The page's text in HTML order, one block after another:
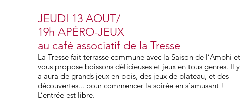
JEUDI 13 AOUT/
19h APÉRO-JEUX
au café associatif de la Tresse
La Tresse fait terrasse commune avec la Saison de l’Amphi et
vous propose boissons délicieuses et jeux en tous genres. Il y
a aura de grands jeux en bois, des jeux de plateau, et des
découvertes... pour commencer la soirée en s’amusant !
L’entrée est libre.